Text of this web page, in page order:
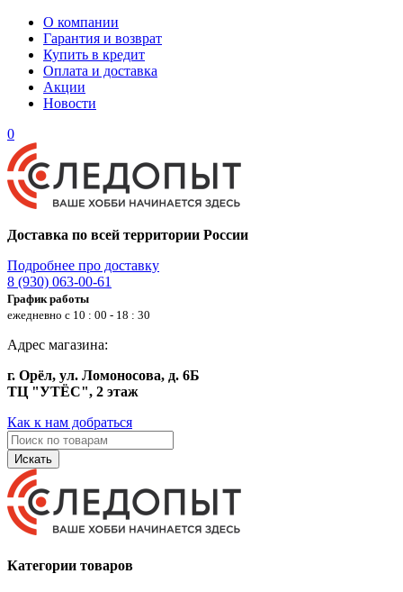
О компании
Гарантия и возврат
Купить в кредит
Оплата и доставка
Акции
Новости
0
Доставка по всей территории России
Подробнее про доставку
8 (930) 063-00-61
График работы
ежедневно с 10 : 00 - 18 : 30
Адрес магазина:
г. Орёл, ул. Ломоносова, д. 6Б
ТЦ "УТЁС", 2 этаж
Как к нам добраться
Искать
Категории товаров